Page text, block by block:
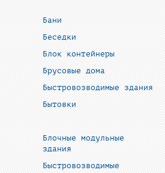
Бани
Беседки
Блок контейнеры
Брусовые дома
Быстровозводимые здания
Бытовки
Блочные модульные
здания
Быстровозводимые